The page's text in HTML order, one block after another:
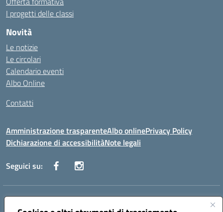
I progetti delle classi
Novità
Le notizie
Le circolari
Calendario eventi
Albo Online
Contatti
Amministrazione trasparenteAlbo onlinePrivacy Policy
Dichiarazione di accessibilitàNote legali
Seguici su:
Indirizzo: